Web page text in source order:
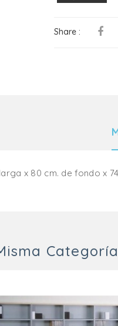
Share :
x 80 cm. de fondo x